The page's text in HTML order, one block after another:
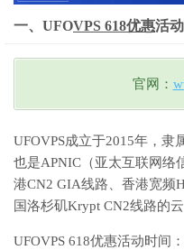
一、UFOVPS 618优惠活
官网：
UFOVPS成立于2015年，隶
也是APNIC（亚太互联网络
港CN2 GIA线路、香港宽频
国洛杉矶Krypt CN2线路的云
UFOVPS 618优惠活动时间